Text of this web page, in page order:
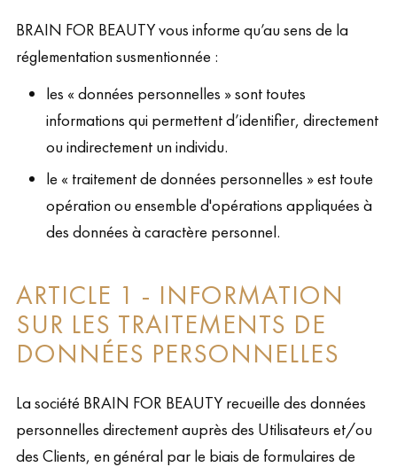
BRAIN FOR BEAUTY vous informe qu’au sens de la
réglementation susmentionnée :
les « données personnelles » sont toutes
informations qui permettent d’identifier, directement
ou indirectement un individu.
le « traitement de données personnelles » est toute
opération ou ensemble d'opérations appliquées à
des données à caractère personnel.
ARTICLE 1 - INFORMATION
SUR LES TRAITEMENTS DE
DONNÉES PERSONNELLES
La société BRAIN FOR BEAUTY recueille des données
personnelles directement auprès des Utilisateurs et/ou
des Clients, en général par le biais de formulaires de